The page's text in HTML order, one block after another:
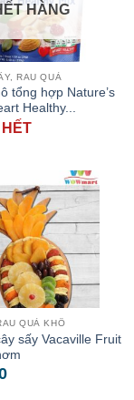
HÀNG
RAU QUẢ
tổng hợp Nature’s
Healthy...
QUẢ KHÔ
sấy Vacaville Fruit